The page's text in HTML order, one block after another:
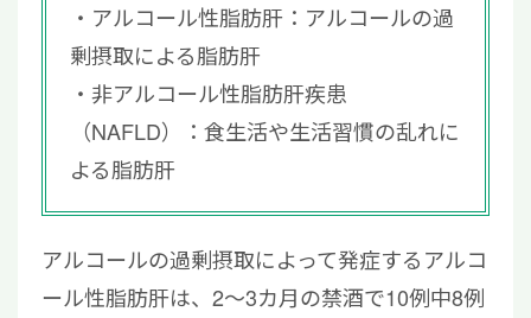
アルコール性脂肪肝：アルコールの過
剰摂取による脂肪肝
非アルコール性脂肪肝疾患
（NAFLD）：食生活や生活習慣の乱れに
よる脂肪肝
アルコールの過剰摂取によって発症するアルコ
ール性脂肪肝は、2～3カ月の禁酒で10例中8例